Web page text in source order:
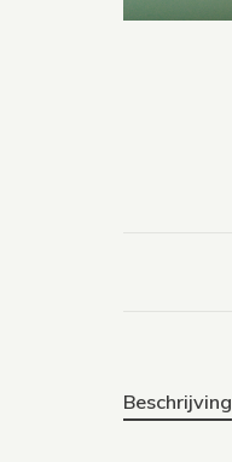
Beschrijving